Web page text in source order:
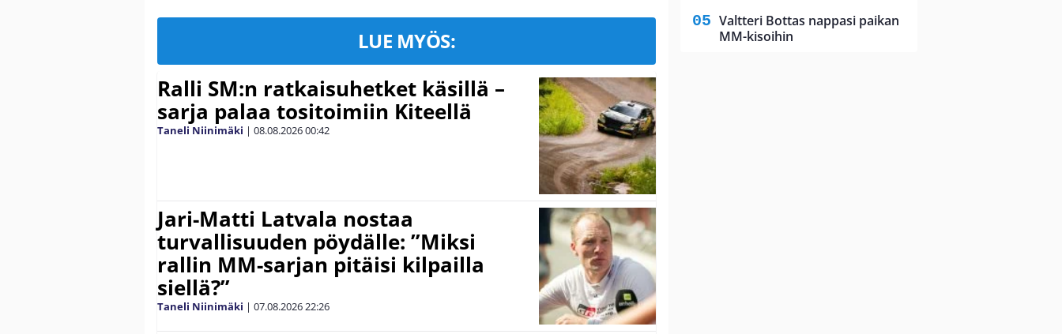
LUE MYÖS:
Ralli SM:n ratkaisuhetket käsillä –
sarja palaa tositoimiin Kiteellä
Taneli Niinimäki | 08.08.202600:42
Jari-Matti Latvala nostaa
turvallisuuden pöydälle: ”Miksi
rallin MM-sarjan pitäisi kilpailla
siellä?”
Taneli Niinimäki | 07.08.202622:26
Valtteri Bottas nappasi paikan
MM-kisoihin